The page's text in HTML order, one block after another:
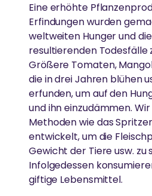
GREENFRIENDS
Ammas Umweltinitiative wirkt
AMRITAPURI
Ammas Ashram in Südindien.
STÄRKUNG VON FRAUEN
Abbau von Barrieren für die
wirtschaftliche Stärkung von
ESSEN, WASSER & OBDACH
Ammas Traum: Jeder
schlafen und satt werden
z
e
i
g
n
Eine erhöhte
Erfindungen wurden
weltweiten Hunger und
resultierenden Todesfälle
Größere Tomaten,
die in drei Jahren blühen
erfunden, um auf den
und ihn einzudämmen.
Methoden wie das
entwickelt, um die
Gewicht der Tiere usw. zu
Infolgedessen
giftige Lebensmittel.